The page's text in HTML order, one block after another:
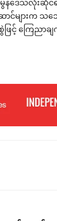
န်ဒေသလုံးဆို
ာင်များက
င့် ကြေညာ